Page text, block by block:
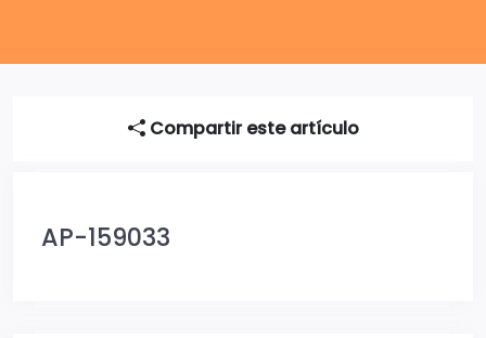
Compartir este artículo
AP-159033